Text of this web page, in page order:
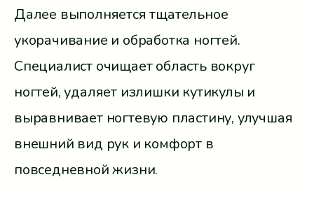
Далее выполняется тщательное
укорачивание и обработка ногтей.
Специалист очищает область вокруг
ногтей, удаляет излишки кутикулы и
выравнивает ногтевую пластину, улучшая
внешний вид рук и комфорт в
повседневной жизни.